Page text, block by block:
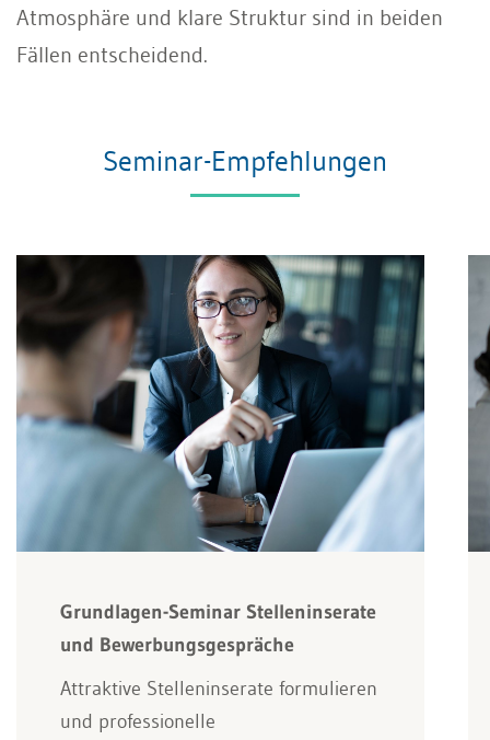
Atmosphäre und klare Struktur sind in beiden
Fällen entscheidend.
Seminar-Empfehlungen
Grundlagen-Seminar Stelleninserate
und Bewerbungsgespräche
Attraktive Stelleninserate formulieren
und professionelle